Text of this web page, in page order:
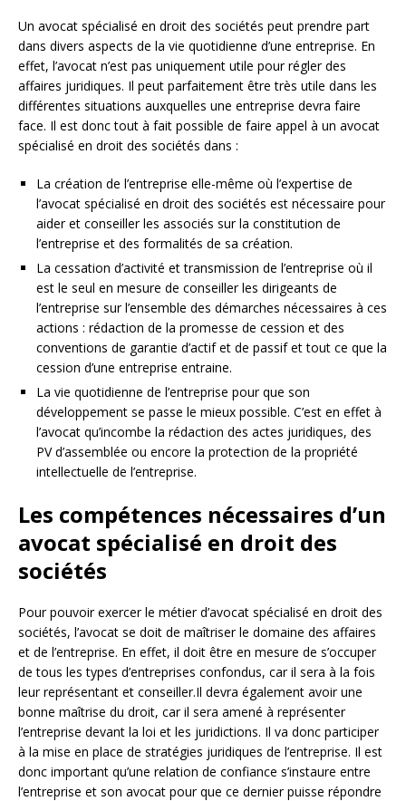
Un avocat spécialisé en droit des sociétés peut prendre part
dans divers aspects de la vie quotidienne d’une entreprise. En
effet, l’avocat n’est pas uniquement utile pour régler des
affaires juridiques. Il peut parfaitement être très utile dans les
différentes situations auxquelles une entreprise devra faire
face. Il est donc tout à fait possible de faire appel à un avocat
spécialisé en droit des sociétés dans :
La création de l’entreprise elle-même où l’expertise de
l’avocat spécialisé en droit des sociétés est nécessaire pour
aider et conseiller les associés sur la constitution de
l’entreprise et des formalités de sa création.
La cessation d’activité et transmission de l’entreprise où il
est le seul en mesure de conseiller les dirigeants de
l’entreprise sur l’ensemble des démarches nécessaires à ces
actions : rédaction de la promesse de cession et des
conventions de garantie d’actif et de passif et tout ce que la
cession d’une entreprise entraine.
La vie quotidienne de l’entreprise pour que son
développement se passe le mieux possible. C’est en effet à
l’avocat qu’incombe la rédaction des actes juridiques, des
PV d’assemblée ou encore la protection de la propriété
intellectuelle de l’entreprise.
Les compétences nécessaires d’un
avocat spécialisé en droit des
sociétés
Pour pouvoir exercer le métier d’avocat spécialisé en droit des
sociétés, l’avocat se doit de maîtriser le domaine des affaires
et de l’entreprise. En effet, il doit être en mesure de s’occuper
de tous les types d’entreprises confondus, car il sera à la fois
leur représentant et conseiller.Il devra également avoir une
bonne maîtrise du droit, car il sera amené à représenter
l’entreprise devant la loi et les juridictions. Il va donc participer
à la mise en place de stratégies juridiques de l’entreprise. Il est
donc important qu’une relation de confiance s’instaure entre
l’entreprise et son avocat pour que ce dernier puisse répondre